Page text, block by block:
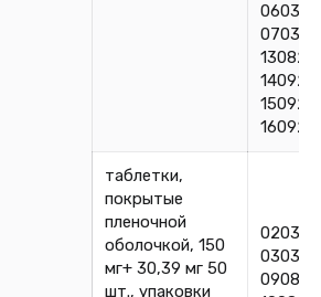
130825,
140925,
150925,
таблетки,
покрытые
пленочной
оболочкой, 150
мг+ 30,39 мг 50
шт., упаковки